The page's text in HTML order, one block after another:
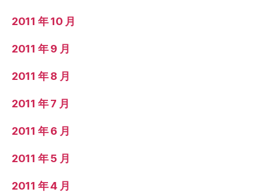
2011 年 10 月
2011 年 9 月
2011 年 8 月
2011 年 7 月
2011 年 6 月
2011 年 5 月
2011 年 4 月